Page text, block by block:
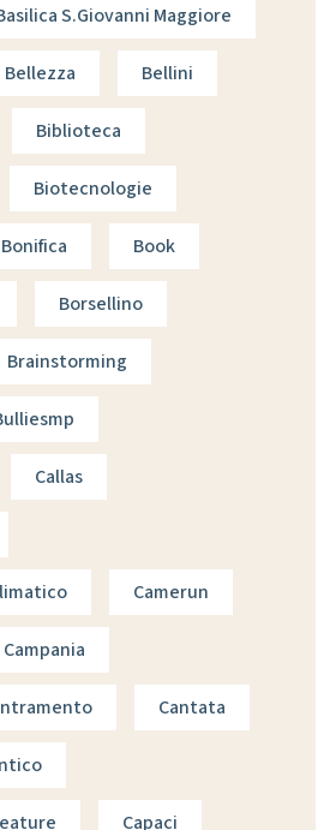
S.giovanni Maggiore
Bellezza Bellini
Biblioteca
Biotecnologie
Bonifica Book
Borsellino
Brainstorming
Callas
Camerun
Campania
Cantata
Capaci